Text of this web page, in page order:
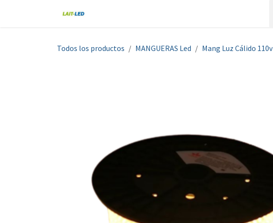
Todos los productos MANGUERAS Led Mang Luz Cálido 110v